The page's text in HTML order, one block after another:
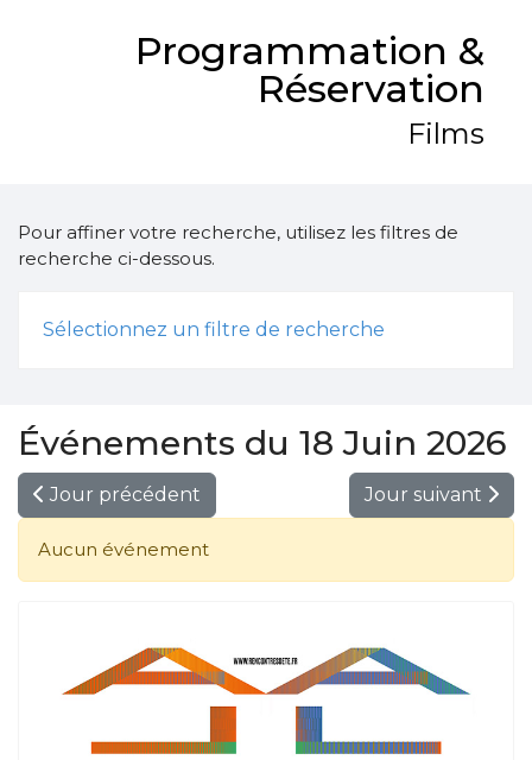
Programmation &
Réservation
Films
Pour affiner votre recherche, utilisez les filtres de
recherche ci-dessous.
Sélectionnez un filtre de recherche
Événements du 18 Juin 2026
Jour précédent Jour suivant
Aucun événement